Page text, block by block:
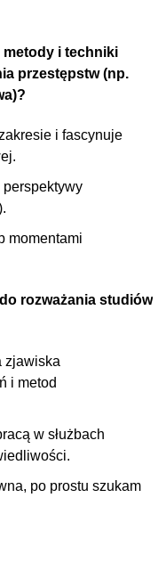
metody i techniki
przestępstw (np.
i fascynuje
perspektywy
momentami
rozważania studiów
zjawiska
i metod
w służbach
po prostu szukam